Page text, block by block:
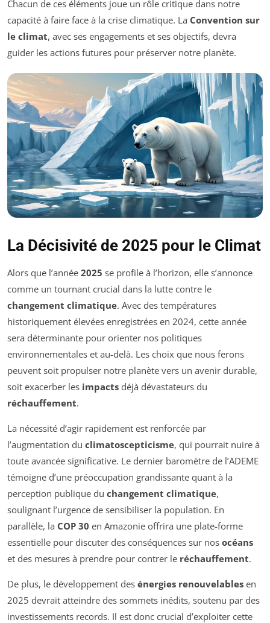
Chacun de ces éléments joue un rôle critique dans notre
capacité à faire face à la crise climatique. La Convention sur
le climat, avec ses engagements et ses objectifs, devra
guider les actions futures pour préserver notre planète.
La Décisivité de 2025 pour le Climat
Alors que l’année 2025 se profile à l’horizon, elle s’annonce
comme un tournant crucial dans la lutte contre le
changement climatique. Avec des températures
historiquement élevées enregistrées en 2024, cette année
sera déterminante pour orienter nos politiques
environnementales et au-delà. Les choix que nous ferons
peuvent soit propulser notre planète vers un avenir durable,
soit exacerber les impacts déjà dévastateurs du
réchauffement.
La nécessité d’agir rapidement est renforcée par
l’augmentation du climatoscepticisme, qui pourrait nuire à
toute avancée significative. Le dernier baromètre de l’ADEME
témoigne d’une préoccupation grandissante quant à la
perception publique du changement climatique,
soulignant l’urgence de sensibiliser la population. En
parallèle, la COP 30 en Amazonie offrira une plate-forme
essentielle pour discuter des conséquences sur nos océans
et des mesures à prendre pour contrer le réchauffement.
De plus, le développement des énergies renouvelables en
2025 devrait atteindre des sommets inédits, soutenu par des
investissements records. Il est donc crucial d’exploiter cette